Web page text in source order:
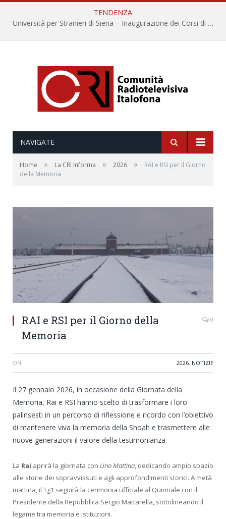
TENDENZA
Università per Stranieri di Siena – Inaugurazione dei Corsi di Lingua e Cultura Italiana, 109a annata
NAVIGATE
Home » La CRI Informa » 2026 »
RAI e RSI per il Giorno
della Memoria
RAI e RSI per il Giorno della
Memoria
0
ON 2026, NOTIZIE
Il 27 gennaio 2026, in occasione della Giornata della
Memoria, Rai e RSI hanno scelto di trasformare i loro
palinsesti in un percorso di riflessione e ricordo con l’obiettivo
di mantenere viva la memoria della Shoah e trasmettere alle
nuove generazioni il valore della testimonianza.
La Rai aprirà la giornata con Uno Mattina, dedicando ampio spazio
alle storie dei sopravvissuti e agli approfondimenti storici. A metà
mattina, il Tg1 seguirà la cerimonia ufficiale al Quirinale con il
Presidente della Repubblica Sergio Mattarella, sottolineando il
legame tra memoria e istituzioni.